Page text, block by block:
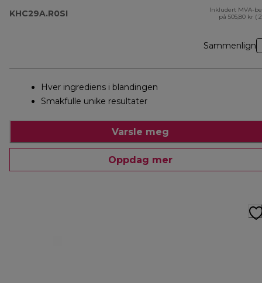
KHC29A.R0SI
Inkludert MVA-
på 505,80 kr (
Sammenlign
Hver ingrediens i blandingen
Smakfulle unike resultater
Varsle meg
Oppdag mer